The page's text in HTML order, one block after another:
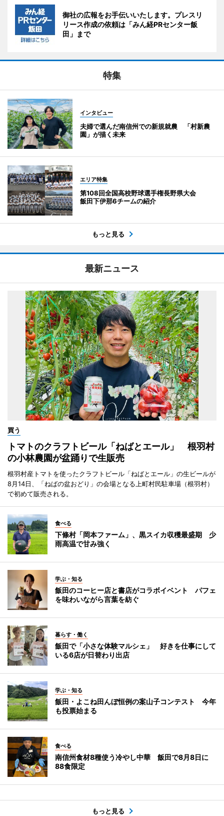
御社の広報をお手伝いいたします。プレスリ
リース作成の依頼は「みん経PRセンター飯
田」まで
特集
インタビュー
夫婦で選んだ南信州での新規就農 「村新農
園」が描く未来
エリア特集
第108回全国高校野球選手権長野県大会
飯田下伊那6チームの紹介
もっと見る
最新ニュース
買う
トマトのクラフトビール「ねばとエール」 根羽村
の小林農園が盆踊りで生販売
根羽村産トマトを使ったクラフトビール「ねばとエール」の生ビールが
8月14日、「ねばの盆おどり」の会場となる上町村民駐車場（根羽村）
で初めて販売される。
食べる
下條村「岡本ファーム」、黒スイカ収穫最盛期 少
雨高温で甘み強く
学ぶ・知る
飯田のコーヒー店と書店がコラボイベント パフェ
を味わいながら言葉を紡ぐ
暮らす・働く
飯田で「小さな体験マルシェ」 好きを仕事にして
いる6店が日替わり出店
学ぶ・知る
飯田・よこね田んぼ恒例の案山子コンテスト 今年
も投票始まる
食べる
南信州食材8種使う冷やし中華 飯田で8月8日に
88食限定
もっと見る